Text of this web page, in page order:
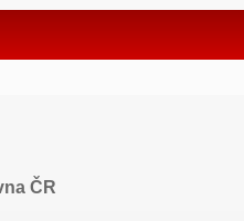
ČR